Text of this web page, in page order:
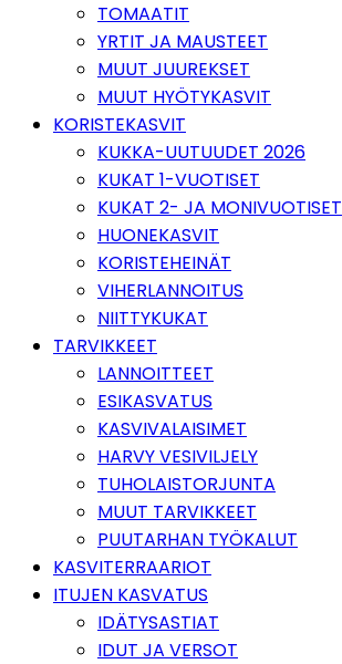
TOMAATIT
YRTIT JA MAUSTEET
MUUT JUUREKSET
MUUT HYÖTYKASVIT
KORISTEKASVIT
KUKKA-UUTUUDET 2026
KUKAT 1-VUOTISET
KUKAT 2- JA MONIVUOTISET
HUONEKASVIT
KORISTEHEINÄT
VIHERLANNOITUS
NIITTYKUKAT
TARVIKKEET
LANNOITTEET
ESIKASVATUS
KASVIVALAISIMET
HARVY VESIVILJELY
TUHOLAISTORJUNTA
MUUT TARVIKKEET
PUUTARHAN TYÖKALUT
KASVITERRAARIOT
ITUJEN KASVATUS
IDÄTYSASTIAT
IDUT JA VERSOT